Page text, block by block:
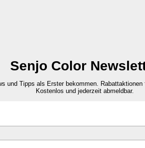
Senjo Color
und Tipps als Erster bekommen.
Kostenlos und jederzeit abmeldbar.